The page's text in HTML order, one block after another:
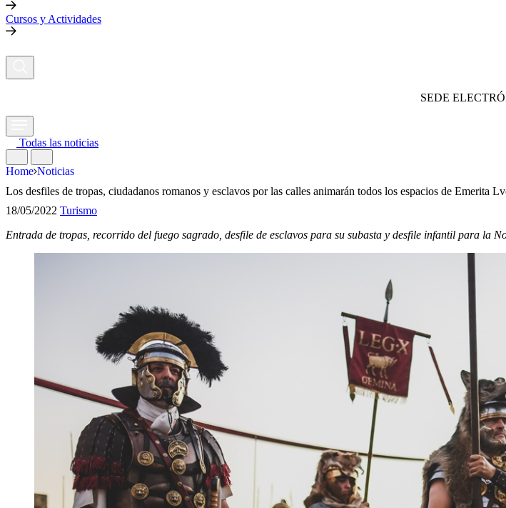
Cursos y Actividades
SEDE
Todas las noticias
Home Noticias
Los desfiles de tropas, ciudadanos romanos y esclavos por las calles animarán todos los espacios de Emerita
18/05/2022 Turismo
Entrada de tropas, recorrido del fuego sagrado, desfile de esclavos para su subasta y desfile infantil para la